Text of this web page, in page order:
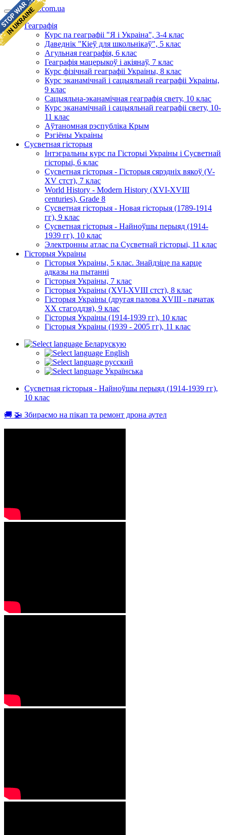
geomap.com.ua
Геаграфія
Курс па геаграфіі "Я і Украіна", 3-4 клас
Даведнік "Кіеў для школьнікаў", 5 клас
Агульная геаграфія, 6 клас
Геаграфія мацерыкоў і акіянаў, 7 клас
Курс фізічнай геаграфіі Украіны, 8 клас
Курс эканамічнай і сацыяльнай геаграфіі Украіны,
9 клас
Сацыяльна-эканамічная геаграфія свету, 10 клас
Курс эканамічнай і сацыяльнай геаграфіі свету, 10-
11 клас
Аўтаномная рэспубліка Крым
Рэгіёны Украіны
Сусветная гісторыя
Інтэгральны курс па Гісторыі Украіны і Сусветнай
гісторыі, 6 клас
Сусветная гісторыя - Гісторыя сярэдніх вякоў (V-
XV стст), 7 клас
World History - Modern History (XVI-XVIII
centuries), Grade 8
Сусветная гісторыя - Новая гісторыя (1789-1914
гг), 9 клас
Сусветная гісторыя - Найноўшы перыяд (1914-
1939 гг), 10 клас
Электронны атлас па Сусветнай гісторыі, 11 клас
Гісторыя Украіны
Гісторыя Украіны, 5 клас. Знайдзіце па карце
адказы на пытанні
Гісторыя Украіны, 7 клас
Гісторыя Украіны (XVI-XVIII стст), 8 клас
Гісторыя Украіны (другая палова XVIII - пачатак
XX стагоддзя), 9 клас
Гісторыя Украіны (1914-1939 гг), 10 клас
Гісторыя Украіны (1939 - 2005 гг), 11 клас
Беларускую
English
русский
Українська
Сусветная гісторыя - Найноўшы перыяд (1914-1939 гг),
10 клас
🚚 🚁 Збираємо на пікап та ремонт дрона аутел